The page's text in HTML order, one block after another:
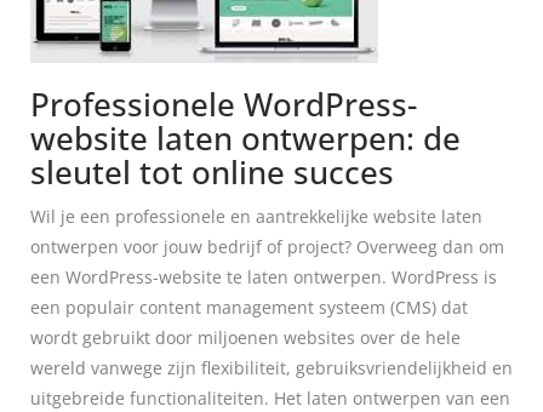
Professionele WordPress-
website laten ontwerpen: de
sleutel tot online succes
Wil je een professionele en aantrekkelijke website laten
ontwerpen voor jouw bedrijf of project? Overweeg dan om
een WordPress-website te laten ontwerpen. WordPress is
een populair content management systeem (CMS) dat
wordt gebruikt door miljoenen websites over de hele
wereld vanwege zijn flexibiliteit, gebruiksvriendelijkheid en
uitgebreide functionaliteiten. Het laten ontwerpen van een